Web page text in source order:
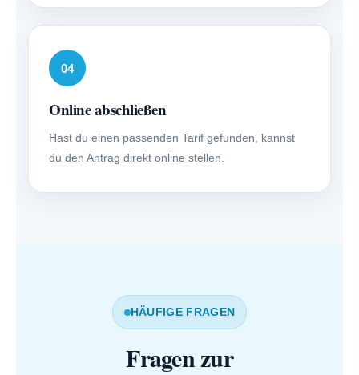
04
Online abschließen
Hast du einen passenden Tarif gefunden, kannst
du den Antrag direkt online stellen.
HÄUFIGE FRAGEN
Fragen zur